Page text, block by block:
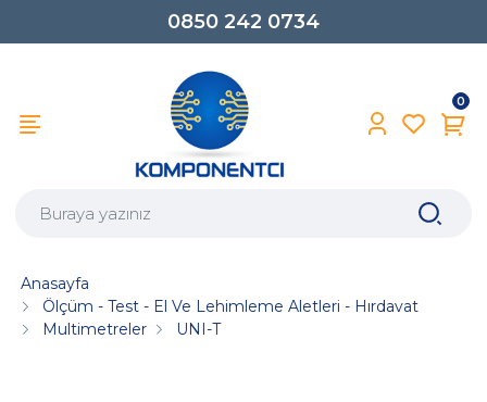
0850 242 0734
0
Anasayfa
Ölçüm - Test - El Ve Lehimleme Aletleri - Hırdavat
Multimetreler
UNI-T